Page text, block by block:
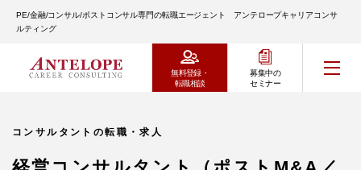
PE/金融/コンサル/ポストコンサル専門の転職エージェント アンテロープキャリアコンサ
ルティング
無料登録・
転職相談
募集中の
セミナー
コンサルタントの転職・求人